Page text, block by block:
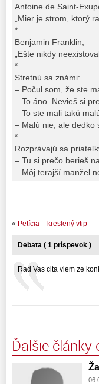
Antoine de Saint-
„Mier je strom, ktorý
*
Benjamin Franklin;
„Ešte nikdy
*
Stretnú sa známi:
– Počul som, že ste
– To áno. Nevieš si
– To ste mali takú
– Malú nie, ale dedko
*
Rozprávajú sa
– Tu si prečo berieš
– Môj terajší manžel
« Petícia – kreslený vtip
Debata ( 1 príspevok )
Rad Vas cita viem ze
Ďalšie články